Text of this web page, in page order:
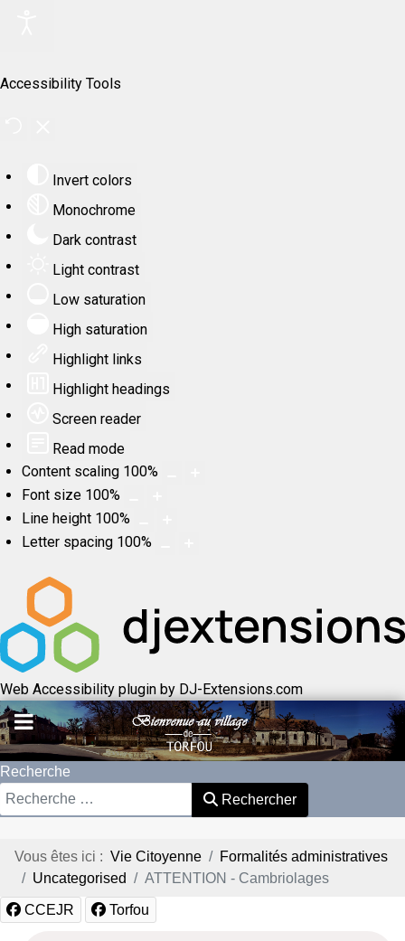
Accessibility Tools
Invert colors
Monochrome
Dark contrast
Light contrast
Low saturation
High saturation
Highlight links
Highlight headings
Screen reader
Read mode
Content scaling 100%
Font size 100%
Line height 100%
Letter spacing 100%
Web Accessibility plugin by DJ-Extensions.com
Recherche
Rechercher
Vous êtes ici : Vie Citoyenne
Formalités administratives
Uncategorised
ATTENTION - Cambriolages
CCEJR Torfou